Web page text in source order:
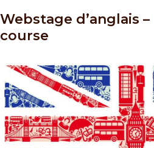
Webstage d’anglais
course